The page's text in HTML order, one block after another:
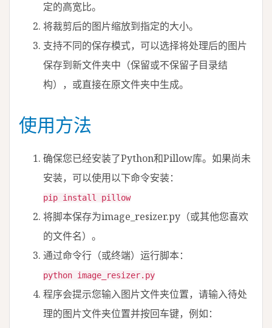
定的高宽比。
将裁剪后的图片缩放到指定的大小。
支持不同的保存模式，可以选择将处理后的图片
保存到新文件夹中（保留或不保留子目录结
构），或直接在原文件夹中生成。
使用方法
确保您已经安装了Python和Pillow库。如果尚未
安装，可以使用以下命令安装：
pip install pillow
将脚本保存为image_resizer.py（或其他您喜欢
的文件名）。
通过命令行（或终端）运行脚本：
python image_resizer.py
程序会提示您输入图片文件夹位置，请输入待处
理的图片文件夹位置并按回车键，例如：